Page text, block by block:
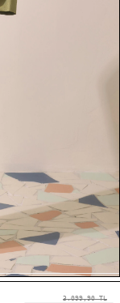
3.099,90TL